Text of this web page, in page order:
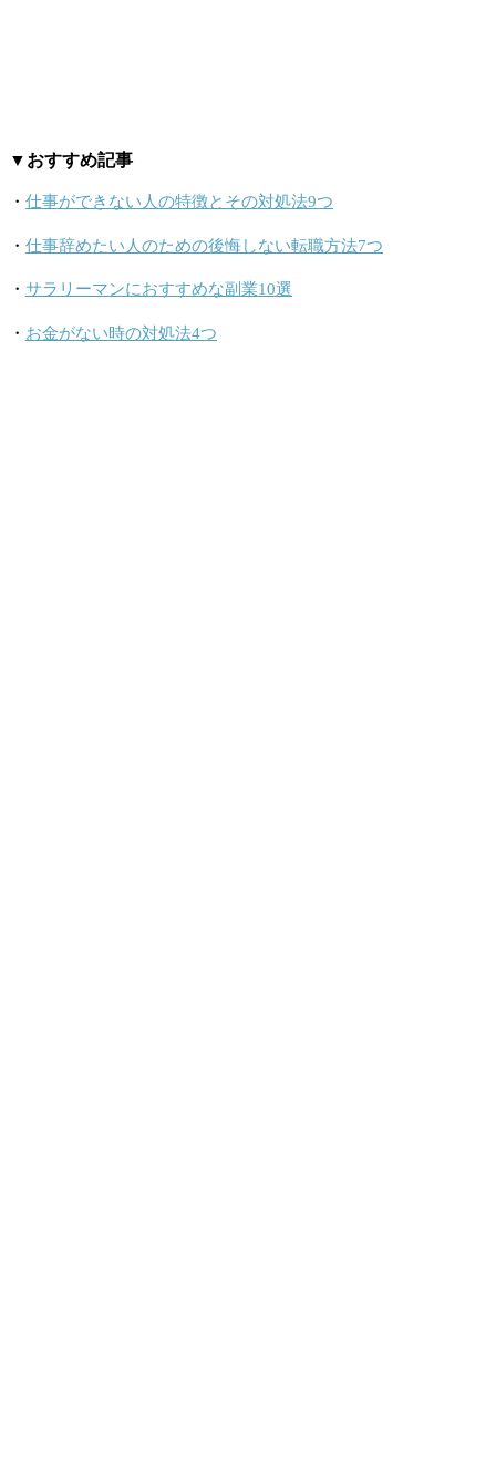
▼おすすめ記事
・ 仕事ができない人の特徴とその対処法9つ
・ 仕事辞めたい人のための後悔しない転職方法7つ
・ サラリーマンにおすすめな副業10選
・ お金がない時の対処法4つ